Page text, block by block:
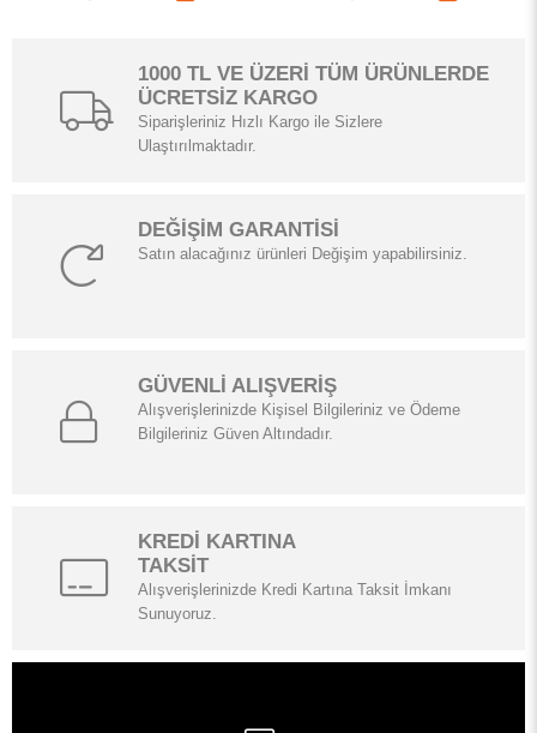
1000 TL VE ÜZERİ TÜM ÜRÜNLERDE
ÜCRETSİZ KARGO
Siparişleriniz Hızlı Kargo ile Sizlere
Ulaştırılmaktadır.
DEĞİŞİM GARANTİSİ
Satın alacağınız ürünleri Değişim yapabilirsiniz.
GÜVENLİ ALIŞVERİŞ
Alışverişlerinizde Kişisel Bilgileriniz ve Ödeme
Bilgileriniz Güven Altındadır.
KREDİ KARTINA
TAKSİT
Alışverişlerinizde Kredi Kartına Taksit İmkanı
Sunuyoruz.